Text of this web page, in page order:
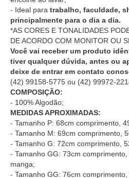
- Ideal para trabalho, faculdade,
principalmente para o dia a dia.
*AS CORES E TONALIDADES
DE ACORDO COM MONITOR OU
Você vai receber um produto
tiver qualquer dúvida, antes ou
deixe de entrar em contato
(42) 99158-5775 ou (42) 99972-
COMPOSIÇÃO:
- 100% Algodão;
MEDIDAS APROXIMADAS:
- Tamanho P: 68cm comprimento,
- Tamanho M: 69cm comprimento,
- Tamanho G: 72cm comprimento,
- Tamanho GG: 73cm
manga;
- Tamanho GG: 76cm